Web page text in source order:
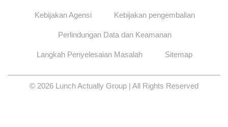
Kebijakan Agensi Kebijakan pengembalian
Perlindungan Data dan Keamanan
Langkah Penyelesaian Masalah Sitemap
© 2026 Lunch Actually Group | All Rights Reserved